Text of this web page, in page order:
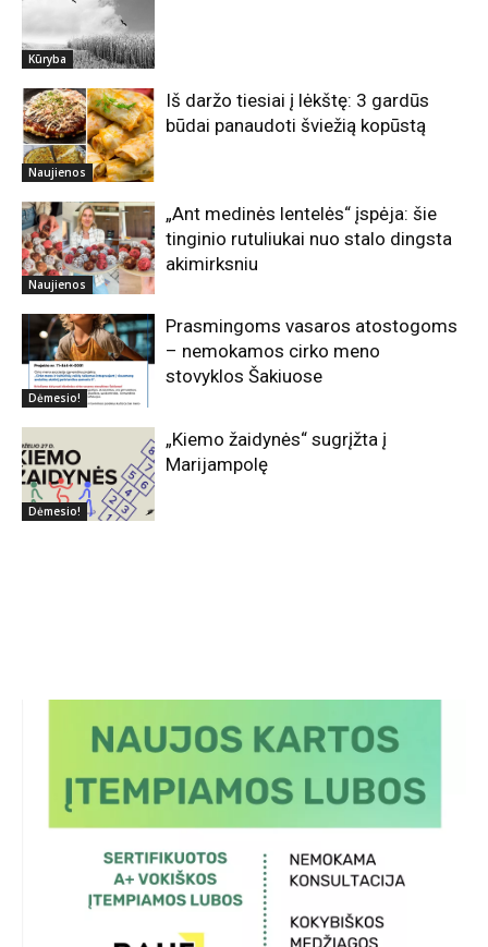
Kūryba
Naujienos
Iš daržo tiesiai į lėkštę: 3 gardūs
būdai panaudoti šviežią kopūstą
Naujienos
„Ant medinės lentelės“ įspėja: šie
tinginio rutuliukai nuo stalo dingsta
akimirksniu
Dėmesio!
Prasmingoms vasaros atostogoms
– nemokamos cirko meno
stovyklos Šakiuose
Dėmesio!
„Kiemo žaidynės“ sugrįžta į
Marijampolę